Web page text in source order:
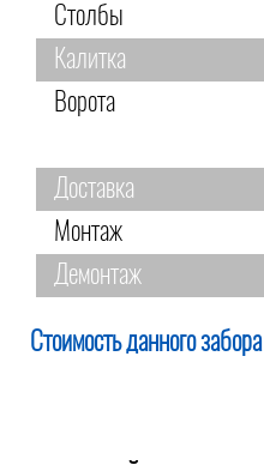
Столбы
Калитка
Ворота
Доставка
Монтаж
Демонтаж
Стоимость данного